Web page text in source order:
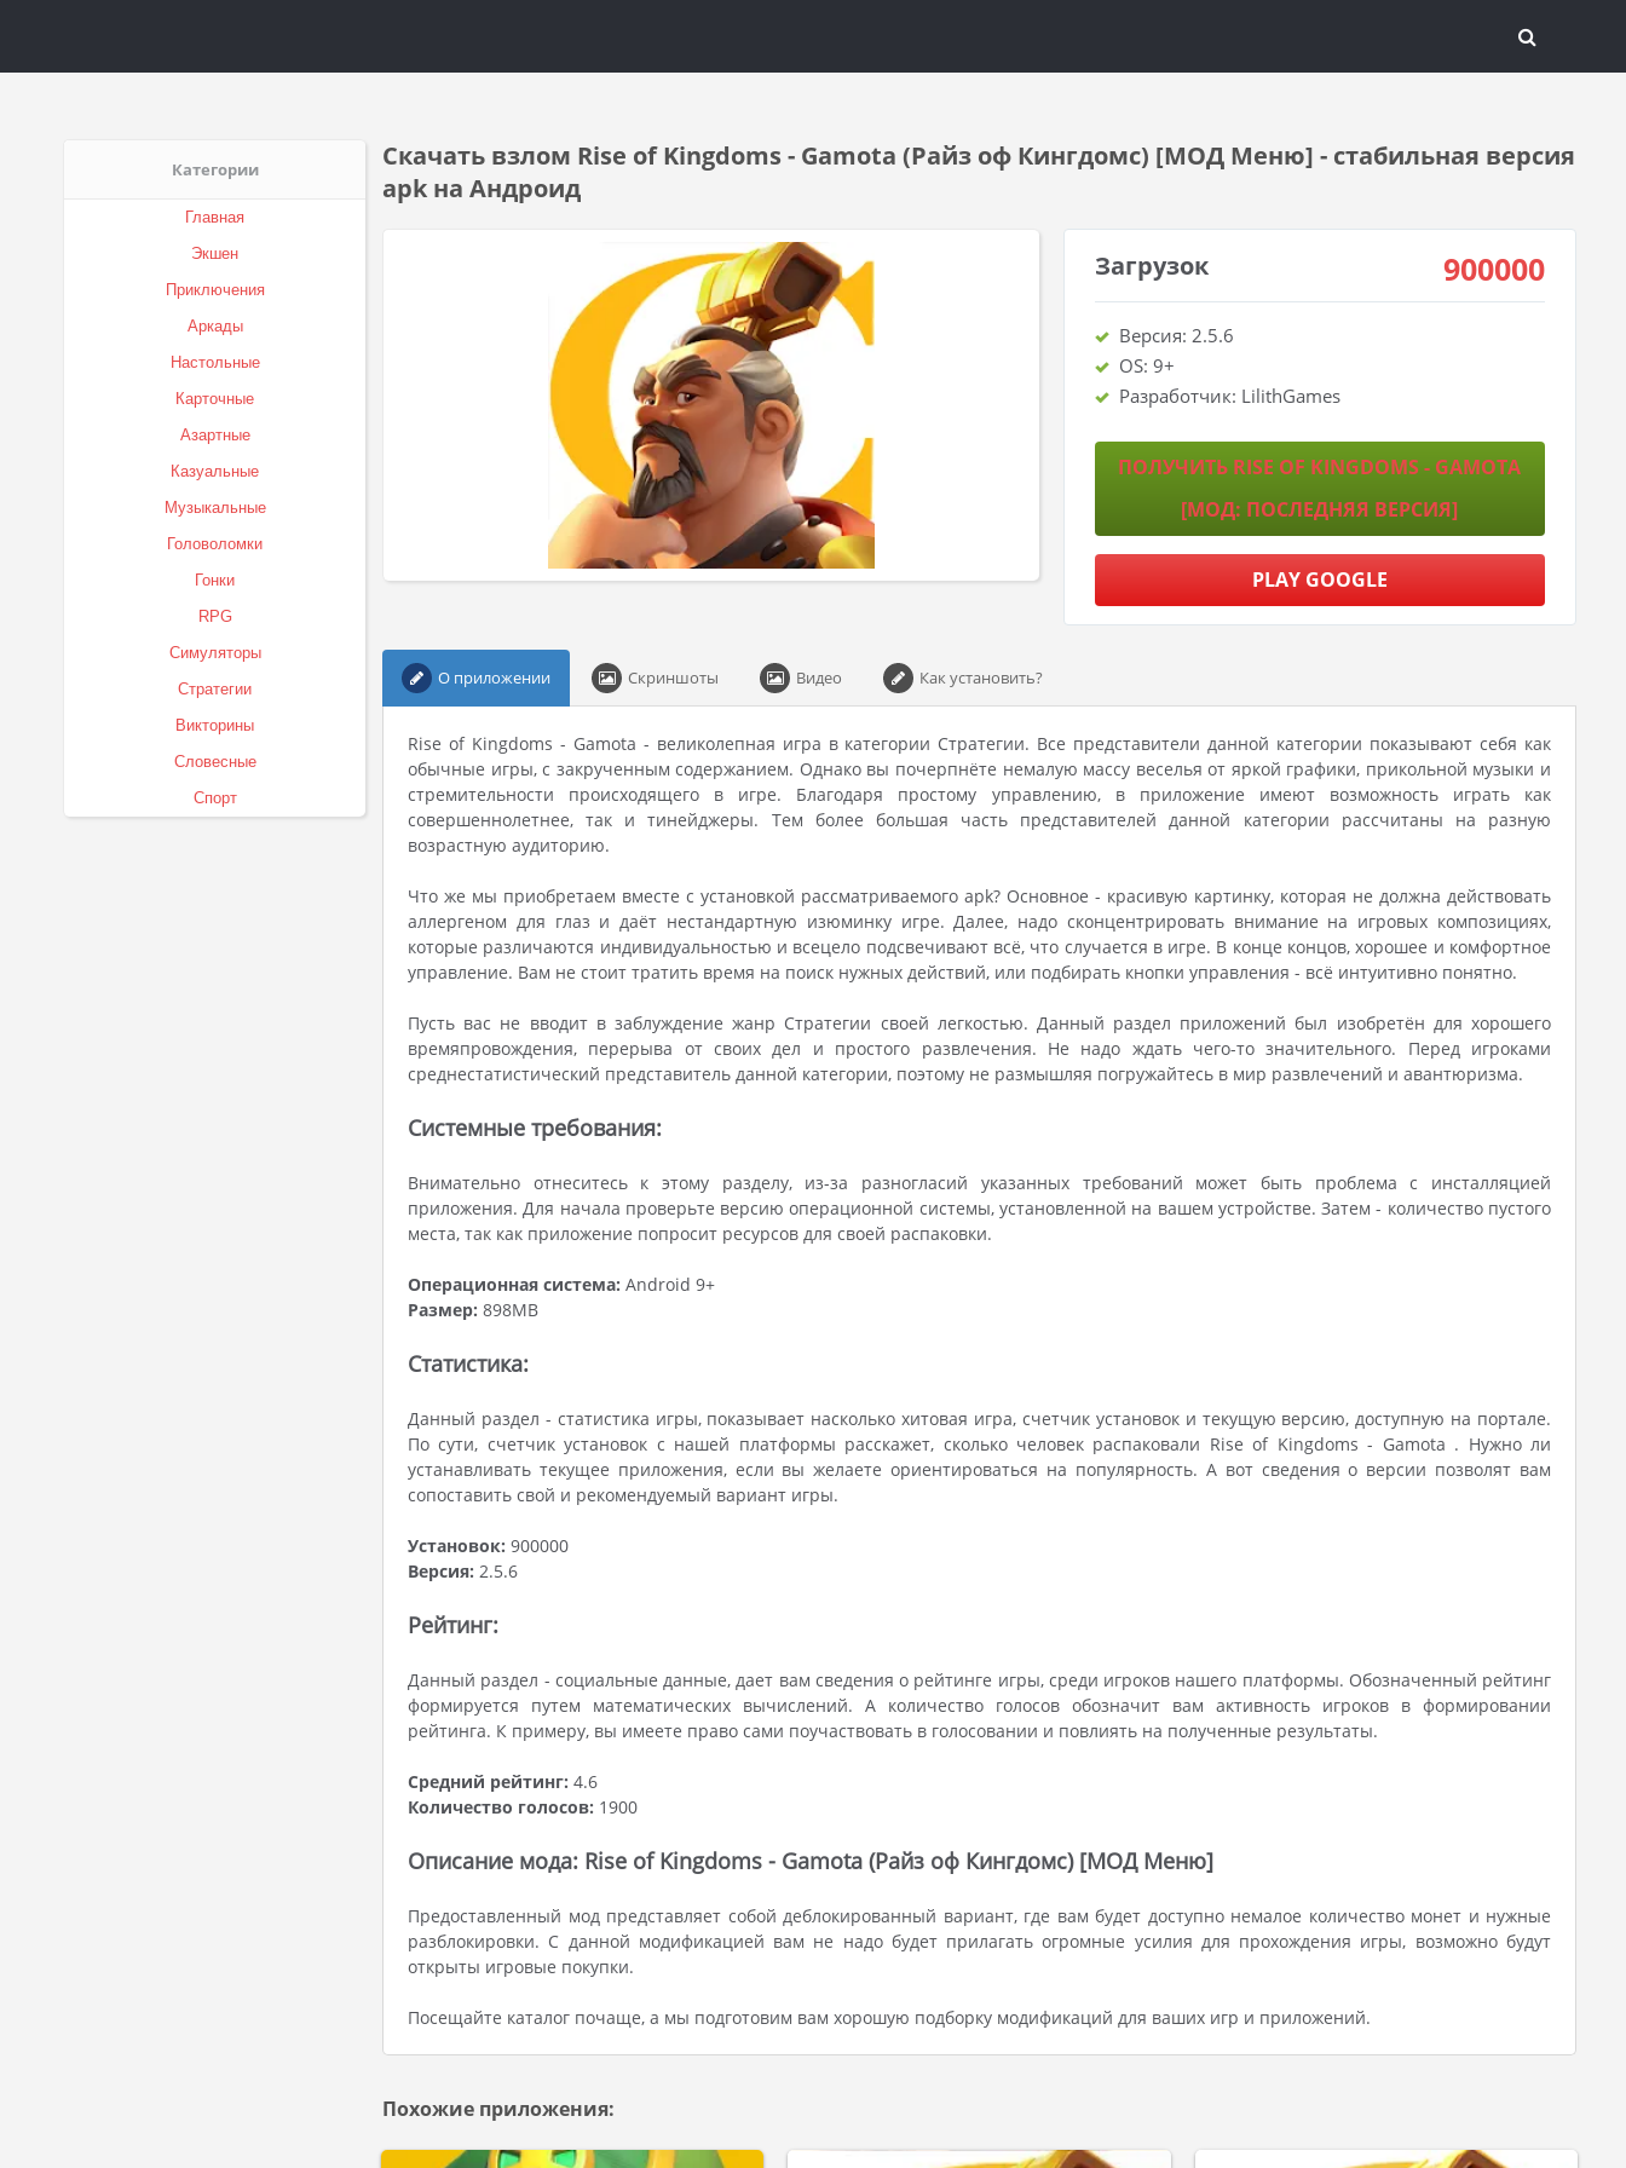
Категории
Главная
Экшен
Приключения
Аркады
Настольные
Карточные
Азартные
Казуальные
Музыкальные
Головоломки
Гонки
RPG
Симуляторы
Стратегии
Викторины
Словесные
Спорт
Скачать взлом Rise of Kingdoms - Gamota (Райз оф Кингдомс) [МОД Меню] - стабильная версия
apk на Андроид
Загрузок 900000
Версия: 2.5.6
OS: 9+
Разработчик: LilithGames
ПОЛУЧИТЬ RISE OF KINGDOMS - GAMOTA
[МОД: ПОСЛЕДНЯЯ ВЕРСИЯ]
PLAY GOOGLE
О приложении Скриншоты Видео Как установить?
Rise of Kingdoms - Gamota - великолепная игра в категории Стратегии. Все представители данной категории показывают себя как
обычные игры, с закрученным содержанием. Однако вы почерпнёте немалую массу веселья от яркой графики, прикольной музыки и
стремительности происходящего в игре. Благодаря простому управлению, в приложение имеют возможность играть как
совершеннолетнее, так и тинейджеры. Тем более большая часть представителей данной категории рассчитаны на разную
возрастную аудиторию.
Что же мы приобретаем вместе с установкой рассматриваемого apk? Основное - красивую картинку, которая не должна действовать
аллергеном для глаз и даёт нестандартную изюминку игре. Далее, надо сконцентрировать внимание на игровых композициях,
которые различаются индивидуальностью и всецело подсвечивают всё, что случается в игре. В конце концов, хорошее и комфортное
управление. Вам не стоит тратить время на поиск нужных действий, или подбирать кнопки управления - всё интуитивно понятно.
Пусть вас не вводит в заблуждение жанр Стратегии своей легкостью. Данный раздел приложений был изобретён для хорошего
времяпровождения, перерыва от своих дел и простого развлечения. Не надо ждать чего-то значительного. Перед игроками
среднестатистический представитель данной категории, поэтому не размышляя погружайтесь в мир развлечений и авантюризма.
Системные требования:
Внимательно отнеситесь к этому разделу, из-за разногласий указанных требований может быть проблема с инсталляцией
приложения. Для начала проверьте версию операционной системы, установленной на вашем устройстве. Затем - количество пустого
места, так как приложение попросит ресурсов для своей распаковки.
Операционная система: Android 9+
Размер: 898MB
Статистика:
Данный раздел - статистика игры, показывает насколько хитовая игра, счетчик установок и текущую версию, доступную на портале.
По сути, счетчик установок с нашей платформы расскажет, сколько человек распаковали Rise of Kingdoms - Gamota . Нужно ли
устанавливать текущее приложения, если вы желаете ориентироваться на популярность. А вот сведения о версии позволят вам
сопоставить свой и рекомендуемый вариант игры.
Установок: 900000
Версия: 2.5.6
Рейтинг:
Данный раздел - социальные данные, дает вам сведения о рейтинге игры, среди игроков нашего платформы. Обозначенный рейтинг
формируется путем математических вычислений. А количество голосов обозначит вам активность игроков в формировании
рейтинга. К примеру, вы имеете право сами поучаствовать в голосовании и повлиять на полученные результаты.
Средний рейтинг: 4.6
Количество голосов: 1900
Описание мода: Rise of Kingdoms - Gamota (Райз оф Кингдомс) [МОД Меню]
Предоставленный мод представляет собой деблокированный вариант, где вам будет доступно немалое количество монет и нужные
разблокировки. С данной модификацией вам не надо будет прилагать огромные усилия для прохождения игры, возможно будут
открыты игровые покупки.
Посещайте каталог почаще, а мы подготовим вам хорошую подборку модификаций для ваших игр и приложений.
Похожие приложения: